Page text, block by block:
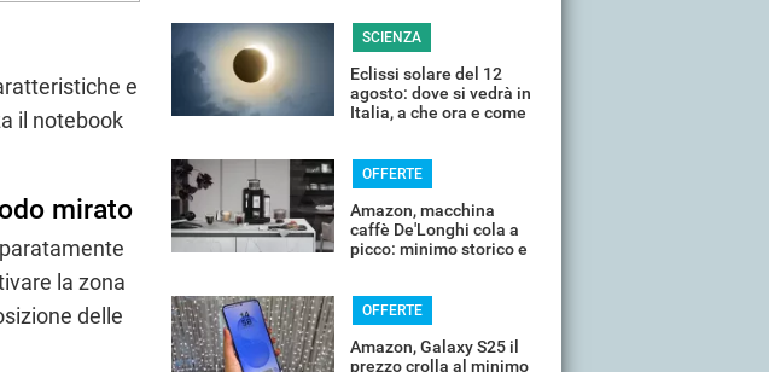
e
il notebook
mirato
la zona
delle
SCIENZA
Eclissi solare del 12
agosto: dove si vedrà in
Italia, a che ora e come
OFFERTE
Amazon, macchina
caffè De'Longhi cola a
picco: minimo storico e
OFFERTE
Amazon, Galaxy S25 il
prezzo crolla al minimo